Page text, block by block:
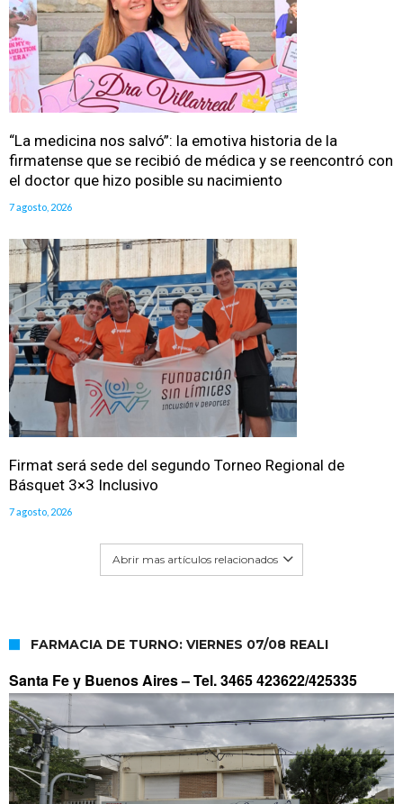
“La medicina nos salvó”: la emotiva historia de la
firmatense que se recibió de médica y se reencontró con
el doctor que hizo posible su nacimiento
7 agosto, 2026
Firmat será sede del segundo Torneo Regional de
Básquet 3×3 Inclusivo
7 agosto, 2026
Abrir mas artículos relacionados
FARMACIA DE TURNO: VIERNES 07/08 REALI
Santa Fe y Buenos Aires –Tel. 3465 423622/425335